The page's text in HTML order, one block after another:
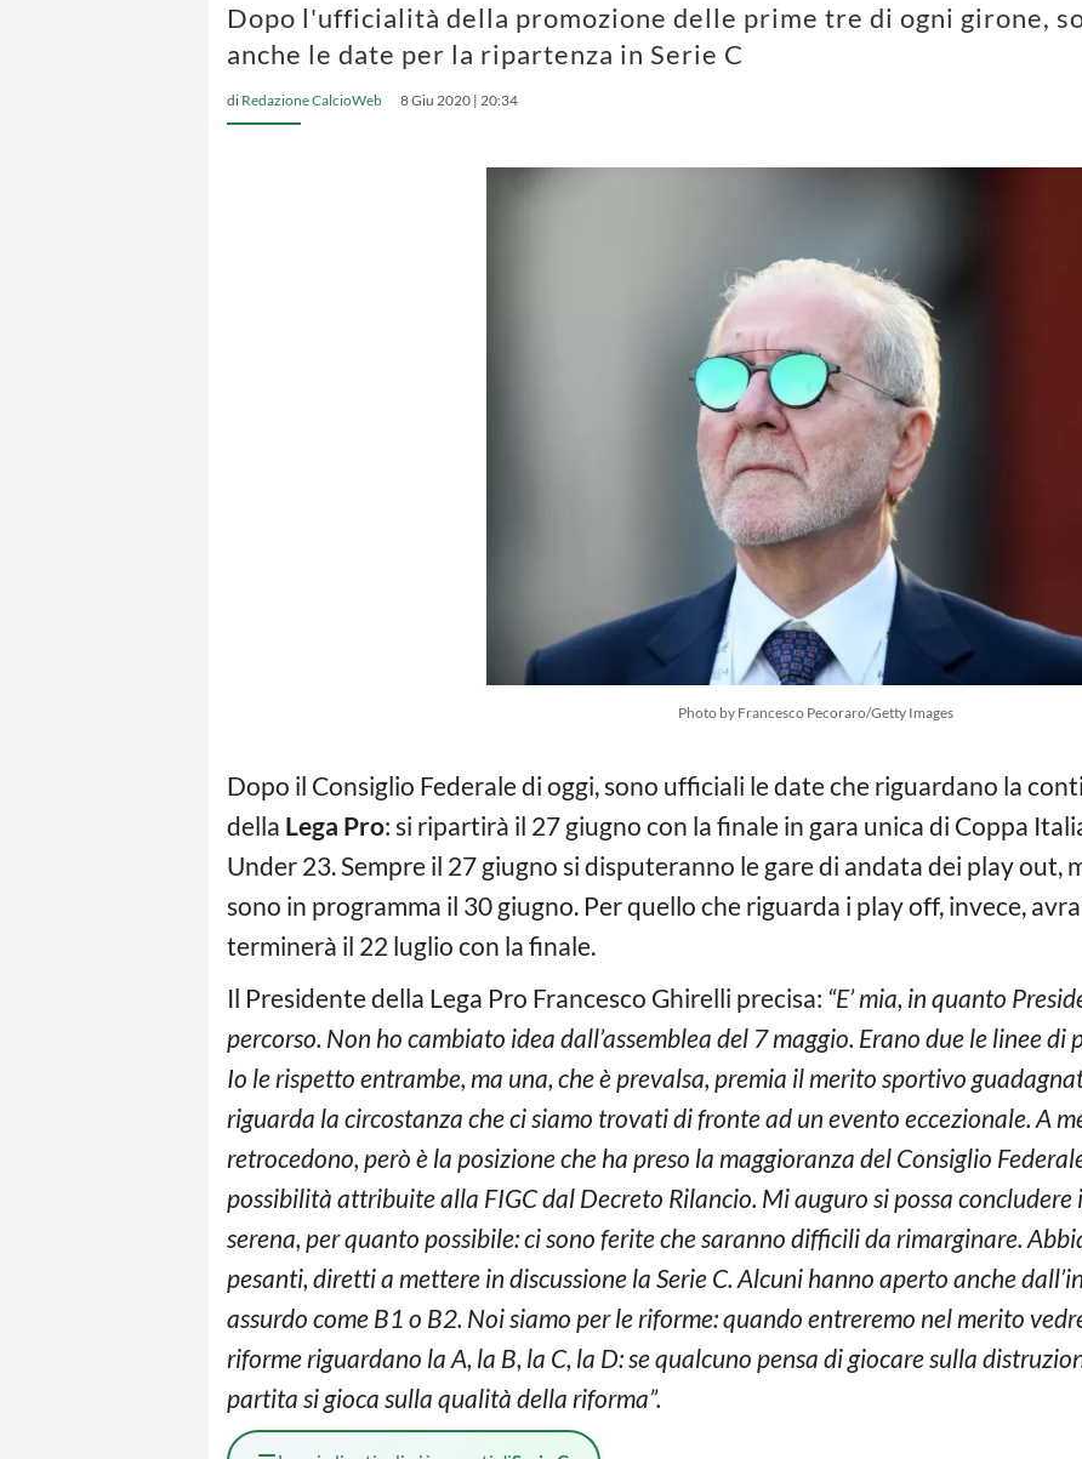
Dopo l'ufficialità della promozione delle prime tre di ogni girone,
anche le date per la ripartenza in Serie C
di Redazione CalcioWeb 8 Giu 2020 | 20:34
Photo by Francesco Pecoraro/Getty Images
Dopo il Consiglio Federale di oggi, sono ufficiali le date che riguardano la
della Lega Pro: si ripartirà il 27 giugno con la finale in gara unica di Coppa
Under 23. Sempre il 27 giugno si disputeranno le gare di andata dei play
sono in programma il 30 giugno. Per quello che riguarda i play off, invece,
terminerà il 22 luglio con la finale.
Il Presidente della Lega Pro Francesco Ghirelli precisa: “E’ mia, in quanto
percorso. Non ho cambiato idea dall’assemblea del 7 maggio. Erano due le linee di
Io le rispetto entrambe, ma una, che è prevalsa, premia il merito sportivo
riguarda la circostanza che ci siamo trovati di fronte ad un evento eccezionale. A
retrocedono, però è la posizione che ha preso la maggioranza del Consiglio
possibilità attribuite alla FIGC dal Decreto Rilancio. Mi auguro si possa
serena, per quanto possibile: ci sono ferite che saranno difficili da rimarginare.
pesanti, diretti a mettere in discussione la Serie C. Alcuni hanno aperto anche
assurdo come B1 o B2. Noi siamo per le riforme: quando entreremo nel merito
riforme riguardano la A, la B, la C, la D: se qualcuno pensa di giocare sulla
partita si gioca sulla qualità della riforma”.